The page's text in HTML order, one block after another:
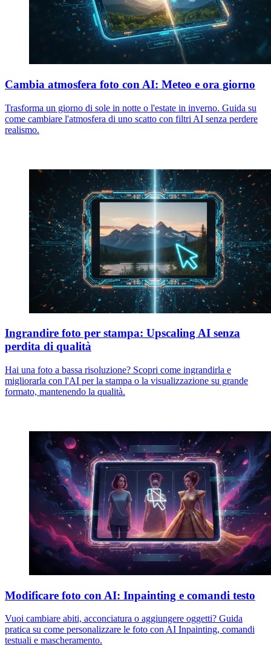
Cambia atmosfera foto con AI: Meteo e ora giorno
Trasforma un giorno di sole in notte o l'estate in inverno. Guida su
come cambiare l'atmosfera di uno scatto con filtri AI senza perdere
realismo.
Ingrandire foto per stampa: Upscaling AI senza
perdita di qualità
Hai una foto a bassa risoluzione? Scopri come ingrandirla e
migliorarla con l'AI per la stampa o la visualizzazione su grande
formato, mantenendo la qualità.
Modificare foto con AI: Inpainting e comandi testo
Vuoi cambiare abiti, acconciatura o aggiungere oggetti? Guida
pratica su come personalizzare le foto con AI Inpainting, comandi
testuali e mascheramento.